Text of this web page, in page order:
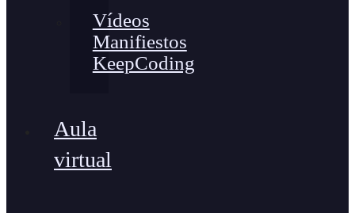
Vídeos
Manifiestos
KeepCoding
Aula
virtual